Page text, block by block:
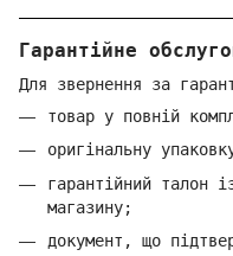
Гарантійне
Для звернення за
товар у повній
оригінальну
гарантійний талон
магазину;
документ, що